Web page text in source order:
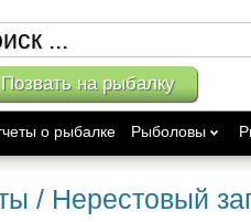
Позвать на рыбалку
о рыбалке Рыболовы
/ Нерестовый